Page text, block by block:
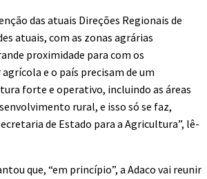
das atuais Direções Regionais de
atuais, com as zonas agrárias
proximidade para com os
e o país precisam de um
forte e operativo, incluindo as áreas
rural, e isso só se faz,
de Estado para a Agricultura”, lê-
que, “em princípio”, a Adaco vai reunir